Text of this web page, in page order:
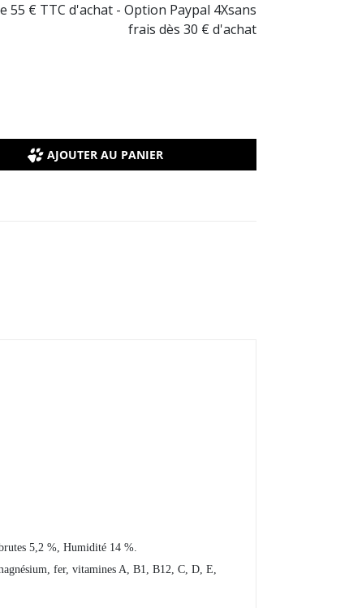
55 € TTC d'achat - Option Paypal 4Xsans
frais dès 30 € d'achat
AJOUTER AU PANIER
5,2 %, Humidité 14 %.
fer, vitamines A, B1, B12, C, D, E,